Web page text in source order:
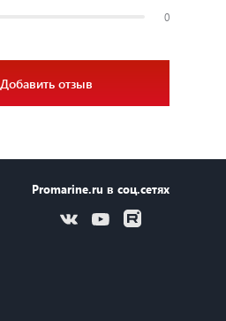
0
Добавить отзыв
Promarine.ru в соц.сетях